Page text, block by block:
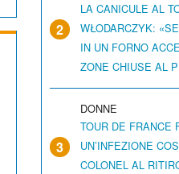
2
LA CANICULE AL
WŁODARCZYK:
IN UN FORNO
ZONE CHIUSE AL
3
DONNE
TOUR DE FRANCE
UN’INFEZIONE
COLONEL AL